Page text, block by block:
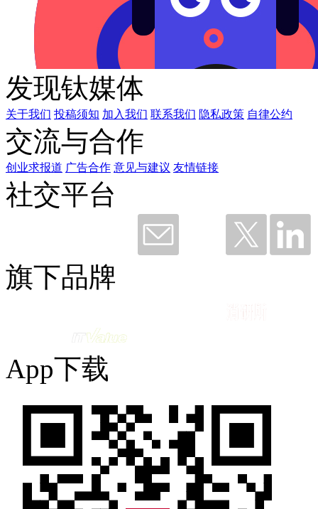
谢谢钉钉，听我说——与钉同行12载
2026-06-11 09:49
发现钛媒体
关于我们 投稿须知 加入我们 联系我们 隐私政策 自律公约
交流与合作
创业求报道 广告合作 意见与建议 友情链接
社交平台
旗下品牌
App下载